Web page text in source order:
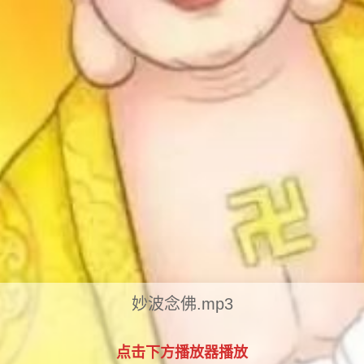
妙波念佛.mp3
点击下方播放器播放